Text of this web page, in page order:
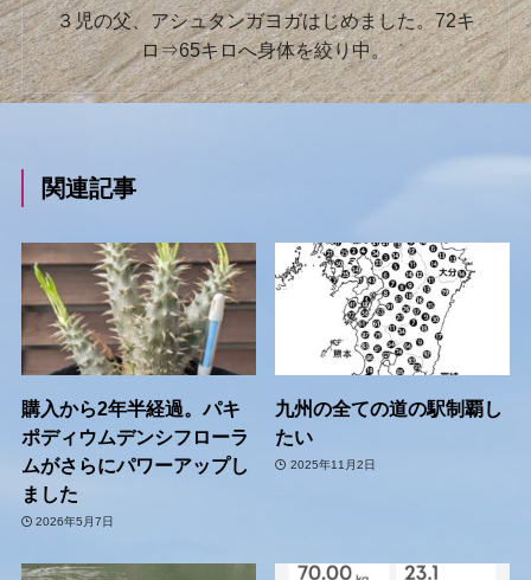
３児の父、アシュタンガヨガはじめました。72キ
ロ⇒65キロへ身体を絞り中。
関連記事
購入から2年半経過。パキ
ポディウムデンシフローラ
ムがさらにパワーアップし
ました
2026年5月7日
九州の全ての道の駅制覇し
たい
2025年11月2日